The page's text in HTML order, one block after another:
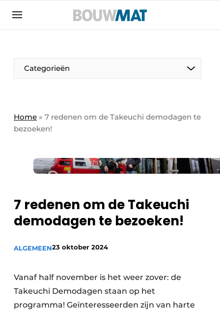
Aanmelden
Bedrijven
Bedrijven
Contact
Evenement aanmelden
Meest gelezen
Podcasts
Privacy / Cookie statement
Video’s
Categorieën
Home » 7 redenen om de Takeuchi demodagen te
bezoeken!
7 redenen om de Takeuchi
demodagen te bezoeken!
ALGEMEEN23 oktober 2024
Vanaf half november is het weer zover: de
Takeuchi Demodagen staan op het
programma! Geïnteresseerden zijn van harte